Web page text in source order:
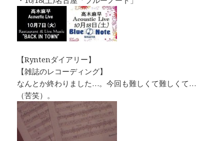
【Ryntenダイアリー】
【雑誌のレコーディング】
なんとか終わりました…。今回も難しくて難しくて…
（苦笑）。